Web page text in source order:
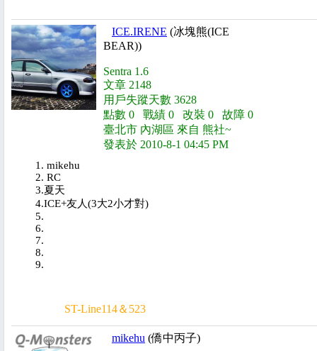
ICE.IRENE (冰塊熊(ICE
BEAR))
Sentra 1.6
文章 2148
用戶失蹤天數 3628
點數 0 戰績 0 改裝 0 故障 0
臺北市 內湖區 來自 熊社~
發表於 2010-8-1 04:45 PM
1. mikehu
2. RC
3.夏天
4.ICE+友人(3大2小才對)
5.
6.
7.
8.
9.
ST-Line114＆523
mikehu (僑中丙子)